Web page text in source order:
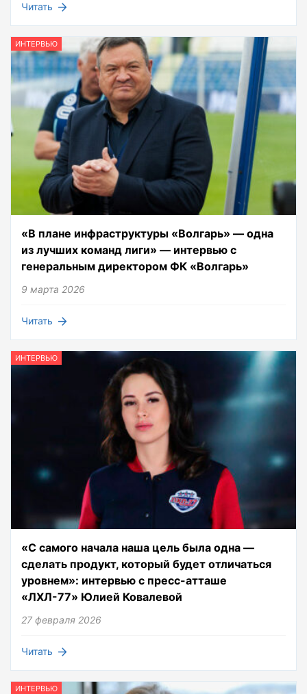
Читать
ИНТЕРВЬЮ
«В плане инфраструктуры «Волгарь» — одна
из лучших команд лиги» — интервью с
генеральным директором ФК «Волгарь»
9 марта 2026
Читать
ИНТЕРВЬЮ
«С самого начала наша цель была одна —
сделать продукт, который будет отличаться
уровнем»: интервью с пресс-атташе
«ЛХЛ-77» Юлией Ковалевой
27 февраля 2026
Читать
ИНТЕРВЬЮ